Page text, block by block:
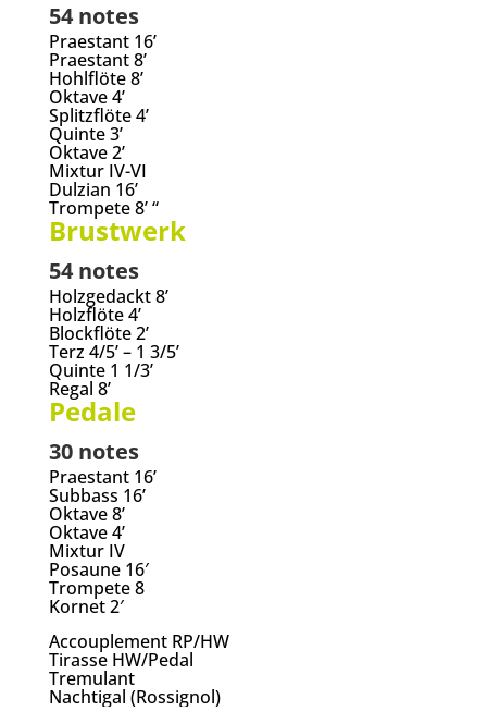
54 notes
Praestant 16’
Praestant 8’
Hohlflöte 8’
Oktave 4’
Splitzflöte 4’
Quinte 3’
Oktave 2’
Mixtur IV-VI
Dulzian 16’
Trompete 8’ “
Brustwerk
54 notes
Holzgedackt 8’
Holzflöte 4’
Blockflöte 2’
Terz 4/5’ – 1 3/5’
Quinte 1 1/3’
Regal 8’
Pedale
30 notes
Praestant 16’
Subbass 16’
Oktave 8’
Oktave 4’
Mixtur IV
Posaune 16′
Trompete 8
Kornet 2′
Accouplement RP/HW
Tirasse HW/Pedal
Tremulant
Nachtigal (Rossignol)